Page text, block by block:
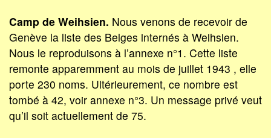
Camp de Weihsien. Nous venons de recevoir de
Genève la liste des Belges internés à Weihsien.
Nous le reproduisons à l’annexe n°1. Cette liste
remonte apparemment au mois de juillet 1943 , elle
porte 230 noms. Ultérieurement, ce nombre est
tombé à 42, voir annexe n°3. Un message privé veut
qu’il soit actuellement de 75.